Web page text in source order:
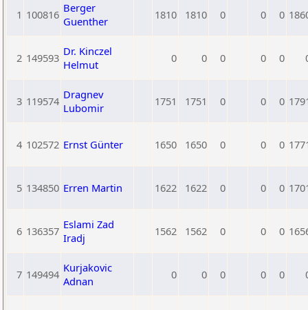
1 100816 Berger
Guenther
1810 1810 0 0 0
2 149593 Dr. Kinczel
Helmut
0 0 0 0 0
3 119574 Dragnev
Lubomir
1751 1751 0 0 0
4 102572 Ernst Günter 1650 1650 0 0 0
5 134850 Erren Martin 1622 1622 0 0 0
6 136357 Eslami Zad
Iradj
1562 1562 0 0 0
7 149494 Kurjakovic
Adnan
0 0 0 0 0